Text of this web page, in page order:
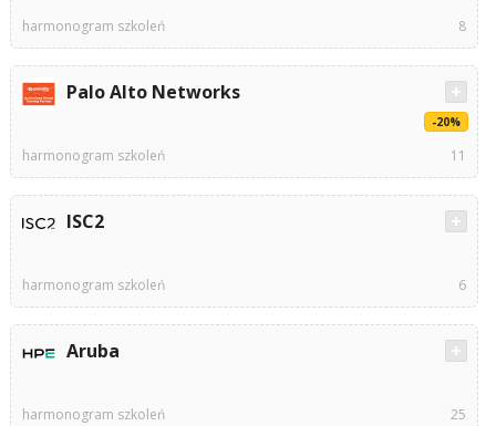
harmonogram szkoleń 8
Palo Alto Networks
-20%
harmonogram szkoleń 11
ISC2
harmonogram szkoleń 6
Aruba
harmonogram szkoleń 25